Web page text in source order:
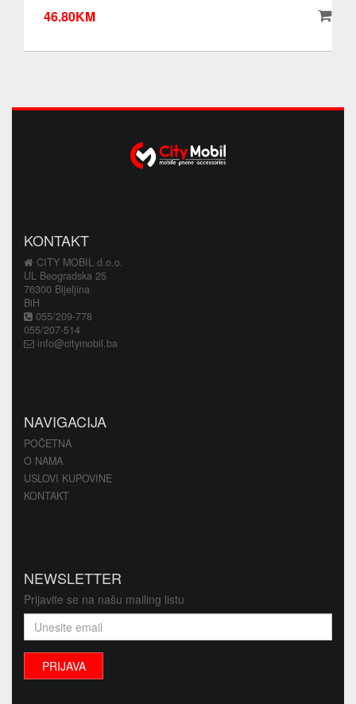
46.80KM
KONTAKT
CITY MOBIL d.o.o.
UL Beogradska 25
76300 Bijeljina
BiH
055/209-778
055/207-514
info@citymobil.ba
NAVIGACIJA
POČETNA
O NAMA
USLOVI KUPOVINE
KONTAKT
NEWSLETTER
Prijavite se na našu mailing listu
PRIJAVA